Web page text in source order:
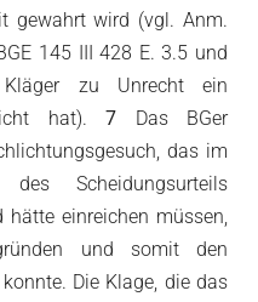
gewahrt wird (vgl. Anm.
145 III 428 E. 3.5 und
zu Unrecht ein
hat).7 Das BGer
das im
Scheidungsurteils
einreichen müssen,
und somit den
Die Klage, die das